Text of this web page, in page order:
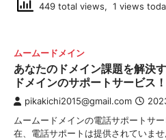
449 total views, 1 views
ムームードメイン
あなたのドメイン課題を解決
ドメインのサポートサービス！
pikakichi2015@gmail.com
ムームードメインの電話サポートサ
在、電話サポートは提供されていま